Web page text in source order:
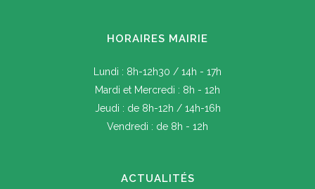
HORAIRES MAIRIE
Lundi : 8h-12h30 / 14h - 17h
Mardi et Mercredi : 8h - 12h
Jeudi : de 8h-12h / 14h-16h
Vendredi : de 8h - 12h
ACTUALITÉS